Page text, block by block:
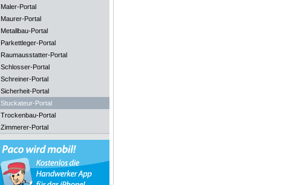
Maler-Portal
Maurer-Portal
Metallbau-Portal
Parkettleger-Portal
Raumausstatter-Portal
Schlosser-Portal
Schreiner-Portal
Sicherheit-Portal
Stuckateur-Portal
Trockenbau-Portal
Zimmerer-Portal